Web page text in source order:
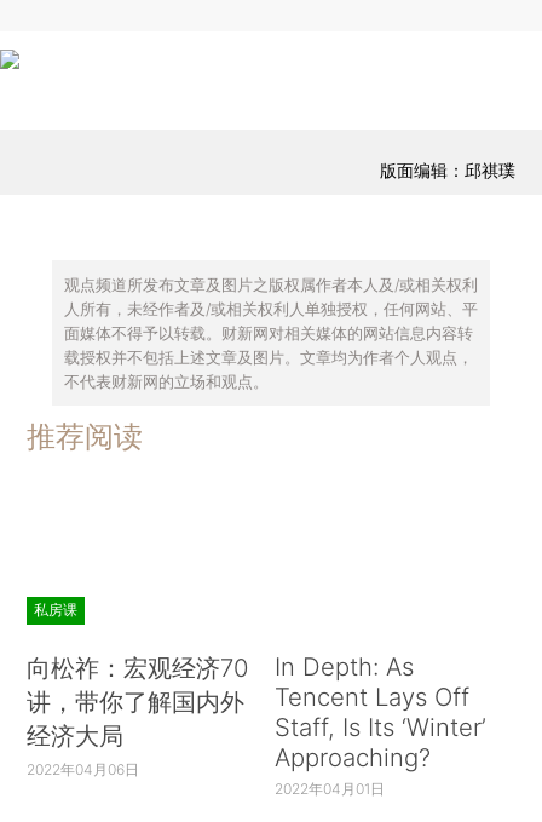
版面编辑：邱祺璞
观点频道所发布文章及图片之版权属作者本人及/或相关权利
人所有，未经作者及/或相关权利人单独授权，任何网站、平
面媒体不得予以转载。财新网对相关媒体的网站信息内容转
载授权并不包括上述文章及图片。文章均为作者个人观点，
不代表财新网的立场和观点。
推荐阅读
私房课
向松祚：宏观经济70
讲，带你了解国内外
经济大局
2022年04月06日
In Depth: As
Tencent Lays Off
Staff, Is Its ‘Winter’
Approaching?
2022年04月01日